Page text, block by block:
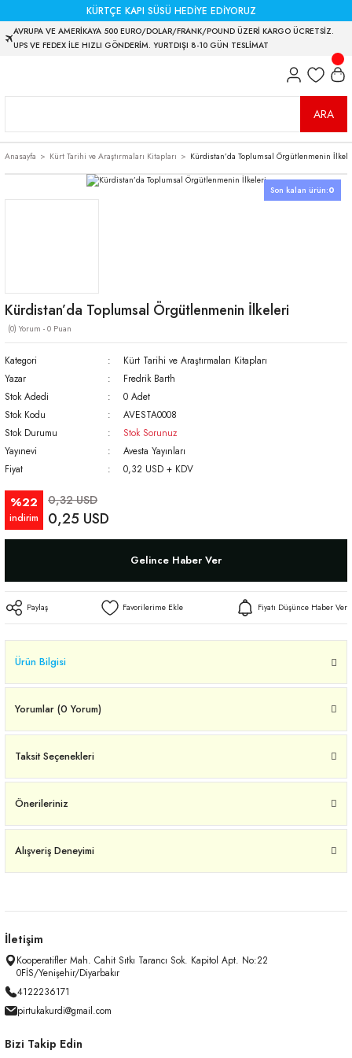
KÜRTÇE KAPI SÜSÜ HEDİYE EDİYORUZ
AVRUPA VE AMERİKAYA 500 EURO/DOLAR/FRANK/POUND ÜZERİ KARGO ÜCRETSİZ.
UPS VE FEDEX İLE HIZLI GÖNDERİM. YURTDIŞI 8-10 GÜN TESLİMAT
ARA
Anasayfa Kürt Tarihi ve Araştırmaları Kitapları Kürdistan’da Toplumsal Örgütlenmenin
Son kalan ürün:0
Kürdistan’da Toplumsal Örgütlenmenin İlkeleri
(0) Yorum - 0 Puan
Kategori
Kürt Tarihi ve Araştırmaları Kitapları
Yazar
Fredrik Barth
Stok Adedi
0 Adet
Stok Kodu
AVESTA0008
Stok Durumu
Stok Sorunuz
Yayınevi
Avesta Yayınları
Fiyat
0,32 USD + KDV
%22
indirim
0,32 USD
0,25 USD
Gelince Haber Ver
Paylaş Fiyatı Düşünce Haber Ver
Ürün Bilgisi
Yorumlar (0 Yorum)
Taksit Seçenekleri
Önerileriniz
Alışveriş Deneyimi
İletişim
Kooperatifler Mah. Cahit Sıtkı Tarancı Sok. Kapitol Apt. No:22
0FİS/Yenişehir/Diyarbakır
4122236171
pirtukakurdi@gmail.com
Bizi Takip Edin